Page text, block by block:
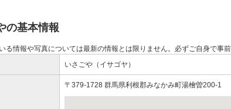
の基本情報
る情報や写真については最新の情報とは限りません。必ずご自身で事
いさごや（イサゴヤ）
〒379-1728 群馬県利根郡みなかみ町湯檜曽200-1